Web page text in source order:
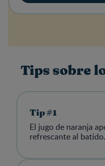
Tips sobre
Tip #1
El jugo de naranja
refrescante al batido.